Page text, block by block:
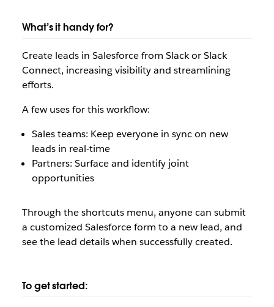
What’s it handy for?
Create leads in Salesforce from Slack or Slack
Connect, increasing visibility and streamlining
efforts.
A few uses for this workflow:
Sales teams: Keep everyone in sync on new
leads in real-time
Partners: Surface and identify joint
opportunities
Through the shortcuts menu, anyone can submit
a customized Salesforce form to a new lead, and
see the lead details when successfully created.
To get started: